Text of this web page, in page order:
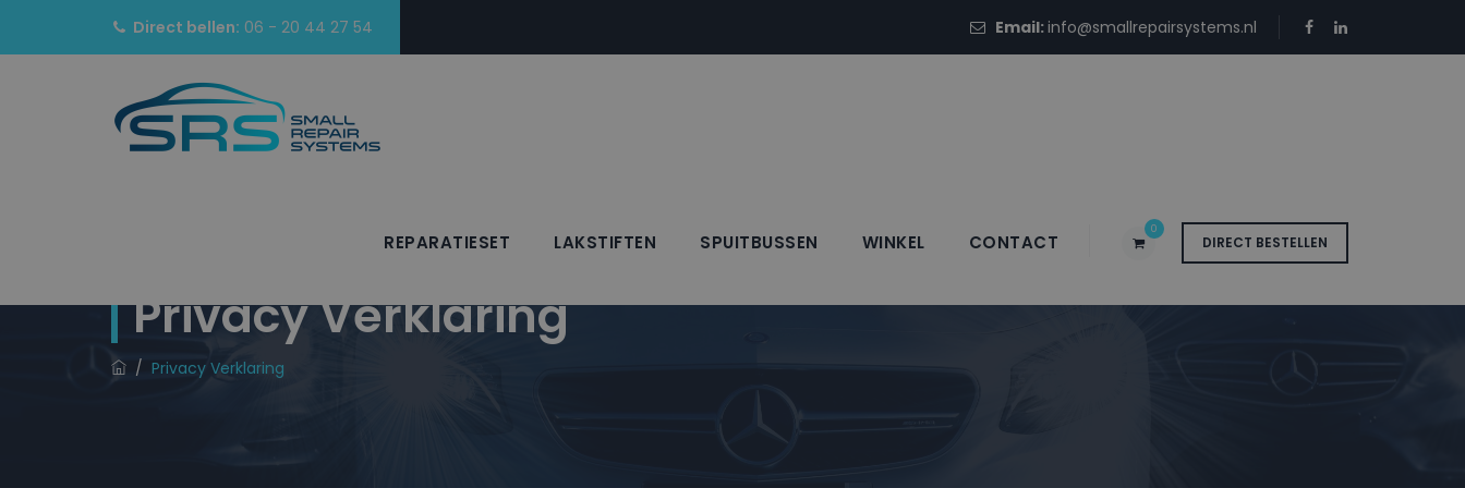
Direct bellen: 06 - 20 44 27 54 Email:info@smallrepairsystems.nl
DIRECT BESTELLEN
0
REPARATIESET LAKSTIFTEN SPUITBUSSEN WINKEL CONTACT
Privacy Verklaring
/ Privacy Verklaring